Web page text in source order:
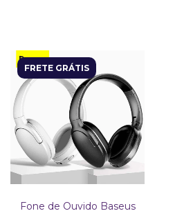
FRETE GRÁTIS
Fone de Ouvido Baseus